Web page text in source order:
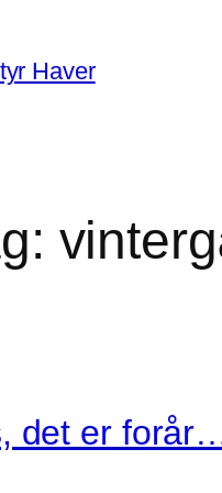
Haver
det er